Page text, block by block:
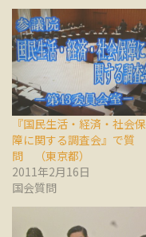
『国民生活・経済・社会保
障に関する調査会』で質
問 （東京都）
2011年2月16日
国会質問